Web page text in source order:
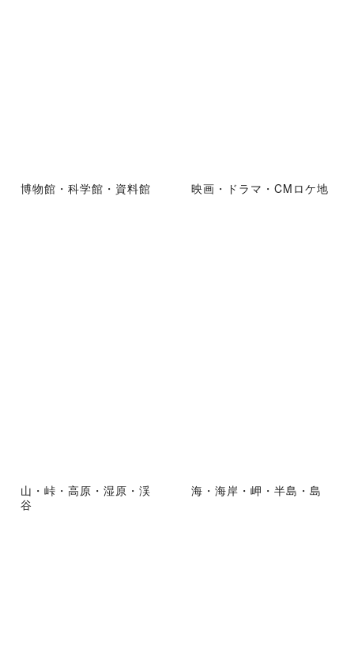
博物館・科学館・資料館 映画・ドラマ・CMロケ地
山・峠・高原・湿原・渓
谷
海・海岸・岬・半島・島